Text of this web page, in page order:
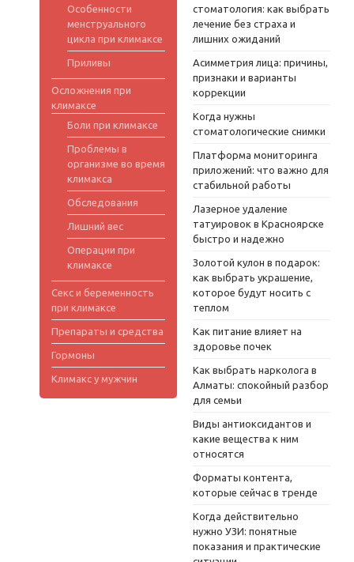
Особенности
менструального
цикла при климаксе
Приливы
Осложнения при
климаксе
Боли при климаксе
Проблемы в
организме во время
климакса
Обследования
Лишний вес
Операции при
климаксе
Секс и беременность
при климаксе
Препараты и средства
Гормоны
Климакс у мужчин
стоматология: как выбрать
лечение без страха и
лишних ожиданий
Асимметрия лица: причины,
признаки и варианты
коррекции
Когда нужны
стоматологические снимки
Платформа мониторинга
приложений: что важно для
стабильной работы
Лазерное удаление
татуировок в Красноярске
быстро и надежно
Золотой кулон в подарок:
как выбрать украшение,
которое будут носить с
теплом
Как питание влияет на
здоровье почек
Как выбрать нарколога в
Алматы: спокойный разбор
для семьи
Виды антиоксидантов и
какие вещества к ним
относятся
Форматы контента,
которые сейчас в тренде
Когда действительно
нужно УЗИ: понятные
показания и практические